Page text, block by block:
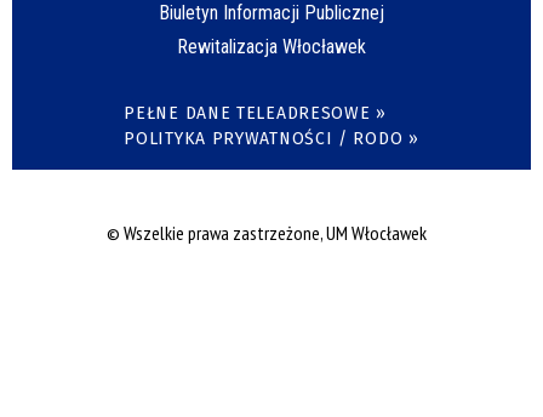
Biuletyn Informacji Publicznej
Rewitalizacja Włocławek
PEŁNE DANE TELEADRESOWE »
POLITYKA PRYWATNOŚCI / RODO »
© Wszelkie prawa zastrzeżone, UM Włocławek